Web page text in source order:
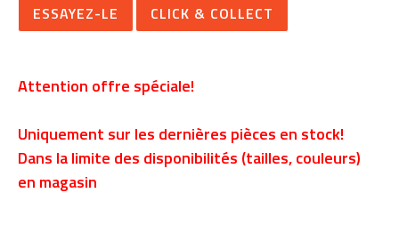
ESSAYEZ-LE CLICK & COLLECT
Attention offre spéciale!
Uniquement sur les dernières pièces en stock!
Dans la limite des disponibilités (tailles, couleurs)
en magasin